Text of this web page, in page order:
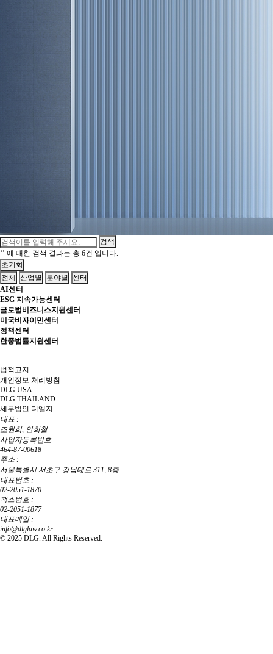
검색
‘’ 에 대한 검색 결과는 총 6건 입니다.
초기화
전체
산업별 분야별
센터
AI센터
ESG 지속가능센터
글로벌비즈니스지원센터
미국비자이민센터
정책센터
한중법률지원센터
법적고지
개인정보 처리방침
DLG USA
DLG THAILAND
세무법인 디엘지
대표 :
조원희, 안희철
사업자등록번호 :
464-87-00618
주소 :
서울특별시 서초구 강남대로 311, 8층
대표번호 :
02-2051-1870
팩스번호 :
02-2051-1877
대표메일 :
info@dlglaw.co.kr
© 2025 DLG. All Rights Reserved.